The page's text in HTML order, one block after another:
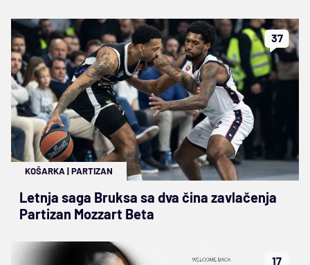
37
KOŠARKA |PARTIZAN
Letnja saga Bruksa sa dva čina zavlačenja
Partizan Mozzart Beta
17